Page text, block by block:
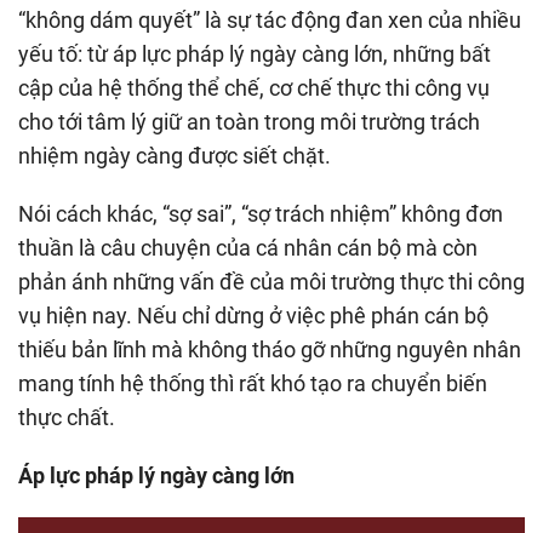
“không dám quyết” là sự tác động đan xen của nhiều
yếu tố: từ áp lực pháp lý ngày càng lớn, những bất
cập của hệ thống thể chế, cơ chế thực thi công vụ
cho tới tâm lý giữ an toàn trong môi trường trách
nhiệm ngày càng được siết chặt.
Nói cách khác, “sợ sai”, “sợ trách nhiệm” không đơn
thuần là câu chuyện của cá nhân cán bộ mà còn
phản ánh những vấn đề của môi trường thực thi công
vụ hiện nay. Nếu chỉ dừng ở việc phê phán cán bộ
thiếu bản lĩnh mà không tháo gỡ những nguyên nhân
mang tính hệ thống thì rất khó tạo ra chuyển biến
thực chất.
Áp lực pháp lý ngày càng lớn